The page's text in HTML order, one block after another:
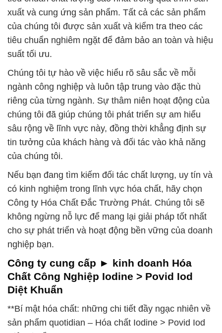
xuất và cung ứng sản phẩm. Tất cả các sản phẩm
của chúng tôi được sản xuất và kiểm tra theo các
tiêu chuẩn nghiêm ngặt để đảm bảo an toàn và hiệu
suất tối ưu.
Chúng tôi tự hào về việc hiểu rõ sâu sắc về mỗi
ngành công nghiệp và luôn tập trung vào đặc thù
riêng của từng ngành. Sự thâm niên hoạt động của
chúng tôi đã giúp chúng tôi phát triển sự am hiểu
sâu rộng về lĩnh vực này, đồng thời khẳng định sự
tin tưởng của khách hàng và đối tác vào khả năng
của chúng tôi.
Nếu bạn đang tìm kiếm đối tác chất lượng, uy tín và
có kinh nghiệm trong lĩnh vực hóa chất, hãy chọn
Công ty Hóa Chất Đắc Trường Phát. Chúng tôi sẽ
không ngừng nỗ lực để mang lại giải pháp tốt nhất
cho sự phát triển và hoạt động bền vững của doanh
nghiệp bạn.
Công ty cung cấp ► kinh doanh Hóa
Chất Công Nghiệp Iodine > Povid Iod
Diệt Khuẩn
**Bí mật hóa chất: những chi tiết đầy ngạc nhiên về
sản phẩm quotidian – Hóa chất Iodine > Povid Iod